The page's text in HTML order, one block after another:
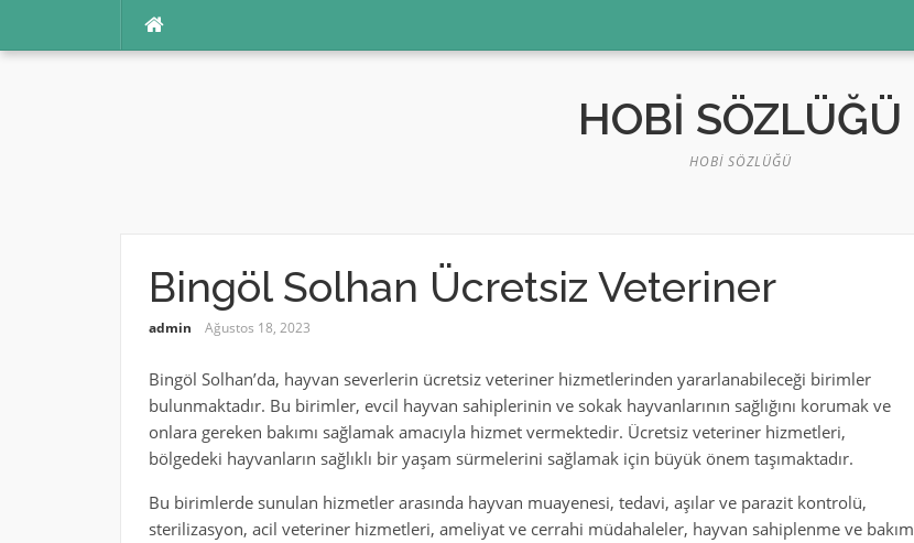
HOBI SÖZLÜĞÜ
HOBI SÖZLÜĞÜ
Bingöl Solhan Ücretsiz Veteriner
admin Ağustos 18, 2023
Bingöl Solhan’da, hayvan severlerin ücretsiz veteriner hizmetlerinden yararlanabileceği birimler
bulunmaktadır. Bu birimler, evcil hayvan sahiplerinin ve sokak hayvanlarının sağlığını korumak ve
onlara gereken bakımı sağlamak amacıyla hizmet vermektedir. Ücretsiz veteriner hizmetleri,
bölgedeki hayvanların sağlıklı bir yaşam sürmelerini sağlamak için büyük önem taşımaktadır.
Bu birimlerde sunulan hizmetler arasında hayvan muayenesi, tedavi, aşılar ve parazit kontrolü,
sterilizasyon, acil veteriner hizmetleri, ameliyat ve cerrahi müdahaleler, hayvan sahiplenme ve bakım